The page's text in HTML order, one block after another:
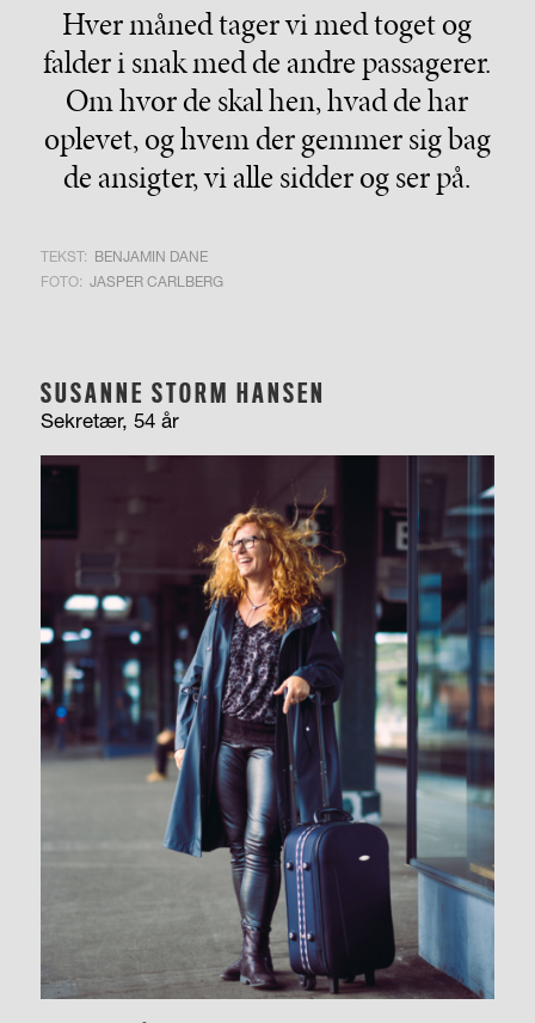
Hver måned tager vi med toget og
falder i snak med de andre passagerer.
Om hvor de skal hen, hvad de har
oplevet, og hvem der gemmer sig bag
de ansigter, vi alle sidder og ser på.
TEKST: BENJAMIN DANE
FOTO: JASPER CARLBERG
SUSANNE STORM HANSEN
Sekretær, 54 år